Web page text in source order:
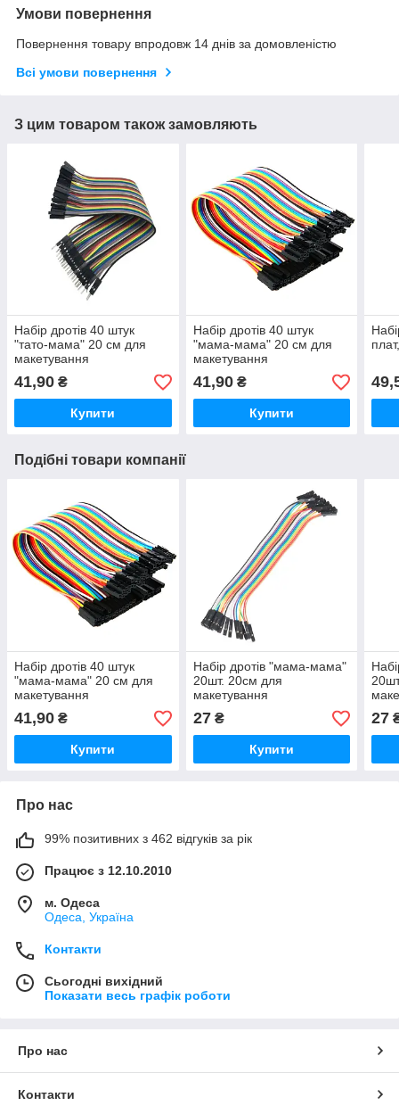
Умови повернення
Повернення товару впродовж 14 днів за домовленістю
Всі умови повернення
З цим товаром також замовляють
Набір дротів 40 штук
"тато-мама" 20 см для
макетування
41,90 ₴
Купити
Набір дротів 40 штук
"мама-мама" 20 см для
макетування
41,90₴
Купити
Подібні товари компанії
Набір дротів 40 штук
"мама-мама" 20 см для
макетування
41,90 ₴
Купити
Набір дротів "мама-мама"
20шт. 20см для
макетування
27₴
Купити
27
Про нас
99% позитивних з 462 відгуків за рік
Працює з 12.10.2010
м. Одеса
Одеса, Україна
Контакти
Сьогодні вихідний
Показати весь графік роботи
Про нас
Контакти